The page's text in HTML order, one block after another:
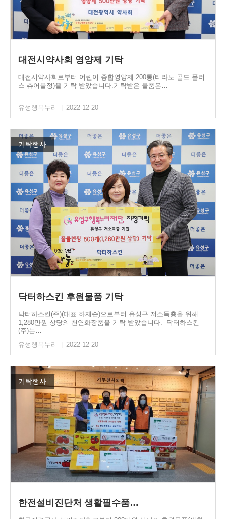
대전시약사회 영양제 기탁
대전시약사회로부터 어린이 종합영양제 200통(티라노 골드 플러
스 츄어블정)을 기탁 받았습니다.기탁받은 물품은…
유성행복누리 2022-12-20
기탁행사
닥터하스킨 후원물품 기탁
닥터하스킨(주)(대표 하재순)으로부터 유성구 저소득층을 위해
1,280만원 상당의 천연화장품을 기탁 받았습니다. 닥터하스킨
(주)는…
유성행복누리
2022-12-20
기탁행사
한전설비진단처 생활필수품…